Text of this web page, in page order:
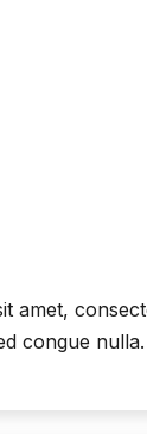
amet,
congue